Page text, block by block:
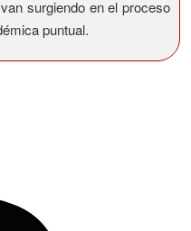
surgiendo en el proceso
puntual.